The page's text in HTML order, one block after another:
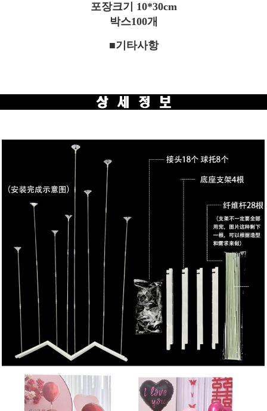
포장크기 10*30cm
박스100개
■기타사항